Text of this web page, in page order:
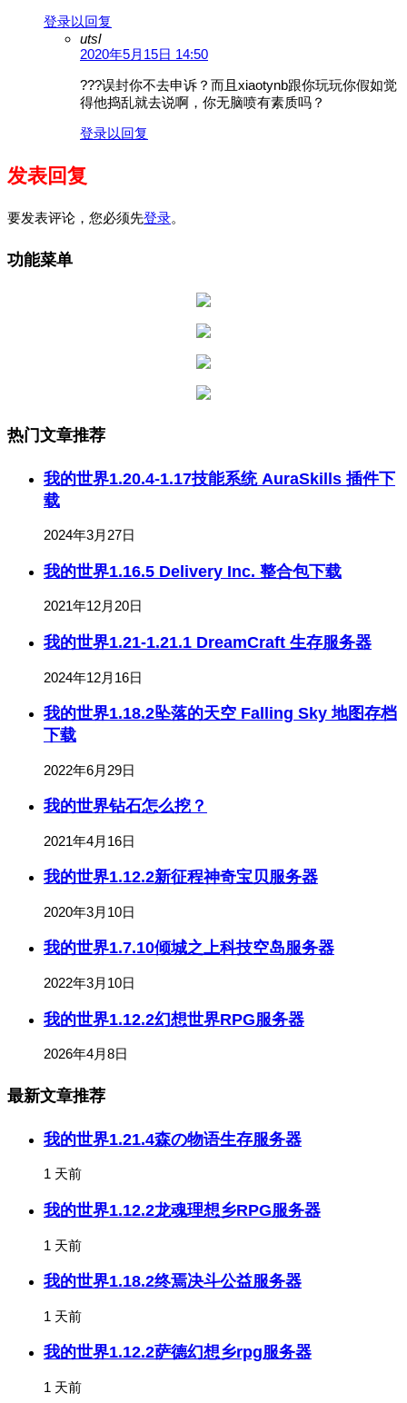
登录以回复
utsl
2020年5月15日 14:50
???误封你不去申诉？而且xiaotynb跟你玩玩你假如觉
得他捣乱就去说啊，你无脑喷有素质吗？
登录以回复
发表回复
要发表评论，您必须先登录。
功能菜单
热门文章推荐
我的世界1.20.4-1.17技能系统 AuraSkills 插件下
载
2024年3月27日
我的世界1.16.5 Delivery Inc. 整合包下载
2021年12月20日
我的世界1.21-1.21.1 DreamCraft 生存服务器
2024年12月16日
我的世界1.18.2坠落的天空 Falling Sky 地图存档
下载
2022年6月29日
我的世界钻石怎么挖？
2021年4月16日
我的世界1.12.2新征程神奇宝贝服务器
2020年3月10日
我的世界1.7.10倾城之上科技空岛服务器
2022年3月10日
我的世界1.12.2幻想世界RPG服务器
2026年4月8日
最新文章推荐
我的世界1.21.4森の物语生存服务器
1 天前
我的世界1.12.2龙魂理想乡RPG服务器
1 天前
我的世界1.18.2终焉决斗公益服务器
1 天前
我的世界1.12.2萨德幻想乡rpg服务器
1 天前